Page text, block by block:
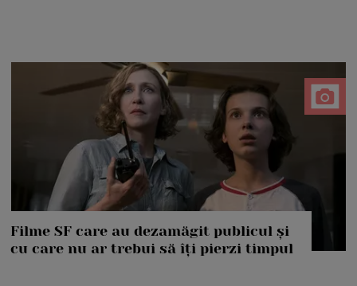
Filme SF care au dezamăgit publicul și
cu care nu ar trebui să îți pierzi timpul